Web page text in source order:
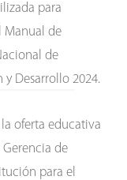
para
Manual de
de
Desarrollo 2024.
la oferta educativa
de
para el